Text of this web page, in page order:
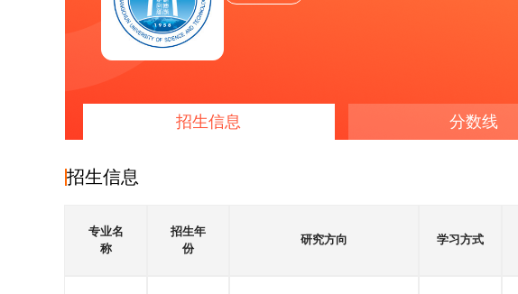
招生信息 分数线
招生信息
专业名
称
招生年
份
研究方向 学习方式